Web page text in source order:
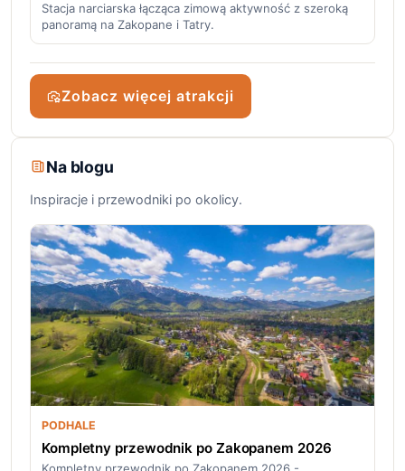
Stacja narciarska łącząca zimową aktywność z szeroką
panoramą na Zakopane i Tatry.
Zobacz więcej atrakcji
Na blogu
Inspiracje i przewodniki po okolicy.
PODHALE
Kompletny przewodnik po Zakopanem 2026